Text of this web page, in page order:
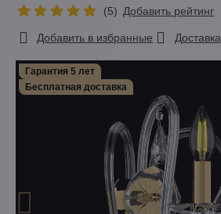
Гарантия 5 лет
Бесплатная доставка
(5) Добавить рейтинг
Добавить в избранные Доставка